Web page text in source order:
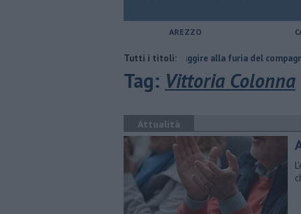
AREZZO
Tutti i titoli:
Nascosta in un bar per sfuggire alla furia del compagno ​Tutte le
Tag: Vittoria Colonna
Attualità